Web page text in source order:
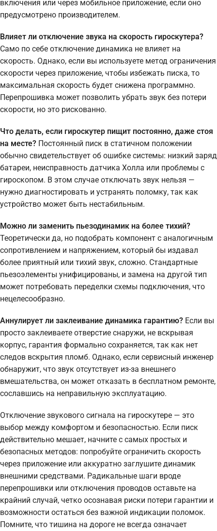
включения или через мобильное приложение, если оно
предусмотрено производителем.
Влияет ли отключение звука на скорость гироскутера?
Само по себе отключение динамика не влияет на
скорость. Однако, если вы используете метод ограничения
скорости через приложение, чтобы избежать писка, то
максимальная скорость будет снижена программно.
Перепрошивка может позволить убрать звук без потери
скорости, но это рискованно.
Что делать, если гироскутер пищит постоянно, даже стоя
на месте? Постоянный писк в статичном положении
обычно свидетельствует об ошибке системы: низкий заряд
батареи, неисправность датчика Холла или проблемы с
гироскопом. В этом случае отключать звук нельзя —
нужно диагностировать и устранять поломку, так как
устройство может быть нестабильным.
Можно ли заменить пьезодинамик на более тихий?
Теоретически да, но подобрать компонент с аналогичным
сопротивлением и напряжением, который бы издавал
более приятный или тихий звук, сложно. Стандартные
пьезоэлементы унифицированы, и замена на другой тип
может потребовать переделки схемы подключения, что
нецелесообразно.
Аннулирует ли заклеивание динамика гарантию? Если вы
просто заклеиваете отверстие снаружи, не вскрывая
корпус, гарантия формально сохраняется, так как нет
следов вскрытия пломб. Однако, если сервисный инженер
обнаружит, что звук отсутствует из-за внешнего
вмешательства, он может отказать в бесплатном ремонте,
сославшись на неправильную эксплуатацию.
Отключение звукового сигнала на гироскутере — это
выбор между комфортом и безопасностью. Если писк
действительно мешает, начните с самых простых и
безопасных методов: попробуйте ограничить скорость
через приложение или аккуратно заглушите динамик
внешними средствами. Радикальные шаги вроде
перепрошивки или отключения проводов оставьте на
крайний случай, четко осознавая риски потери гарантии и
возможности остаться без важной индикации поломок.
Помните, что тишина на дороге не всегда означает